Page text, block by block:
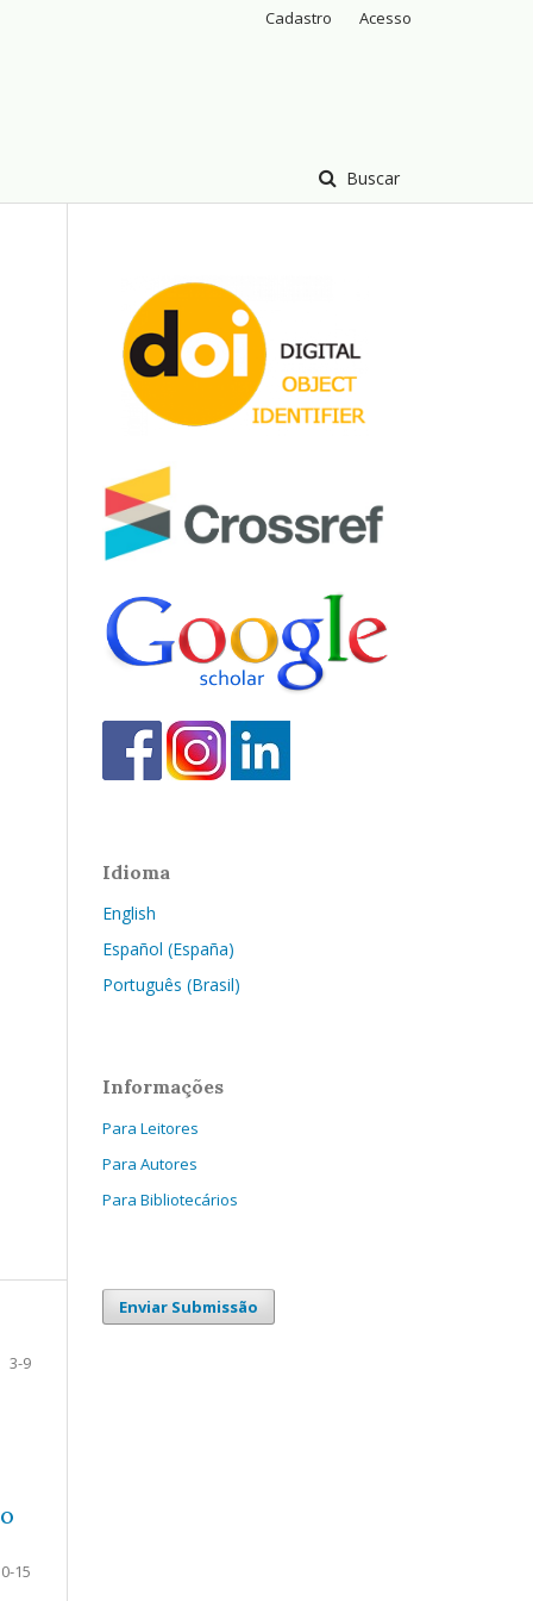
Buscar
Cadastro Acesso
3-9
15
Idioma
English
Español (España)
Português (Brasil)
Informações
Para Leitores
Para Autores
Para Bibliotecários
Enviar Submissão